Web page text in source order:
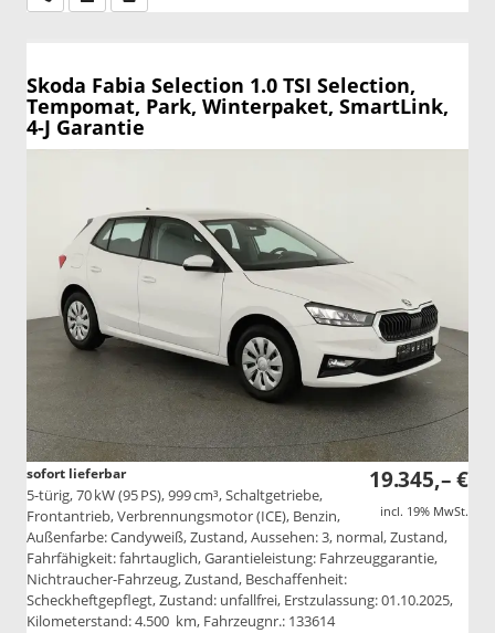
Skoda Fabia Selection 1.0 TSI Selection,
Tempomat, Park, Winterpaket, SmartLink,
4-J Garantie
19.345,– €
incl. 19% MwSt.
sofort lieferbar
5-türig, 70 kW (95 PS), 999 cm³, Schaltgetriebe,
Frontantrieb, Verbrennungsmotor (ICE), Benzin,
Außenfarbe: Candyweiß, Zustand, Aussehen: 3, normal, Zustand,
Fahrfähigkeit: fahrtauglich, Garantieleistung: Fahrzeuggarantie,
Nichtraucher-Fahrzeug, Zustand, Beschaffenheit:
Scheckheftgepflegt, Zustand: unfallfrei, Erstzulassung: 01.10.2025,
Kilometerstand: 4.500 km, Fahrzeugnr.: 133614